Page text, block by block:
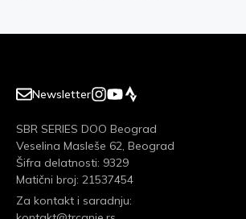
Newsletter
SBR SERIES DOO Beograd
Veselina Masleše 62, Beograd
Šifra delatnosti: 9329
Matični broj: 21537454
Za kontakt i saradnju: